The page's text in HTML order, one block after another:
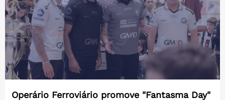
Operário Ferroviário promove "Fantasma Day"